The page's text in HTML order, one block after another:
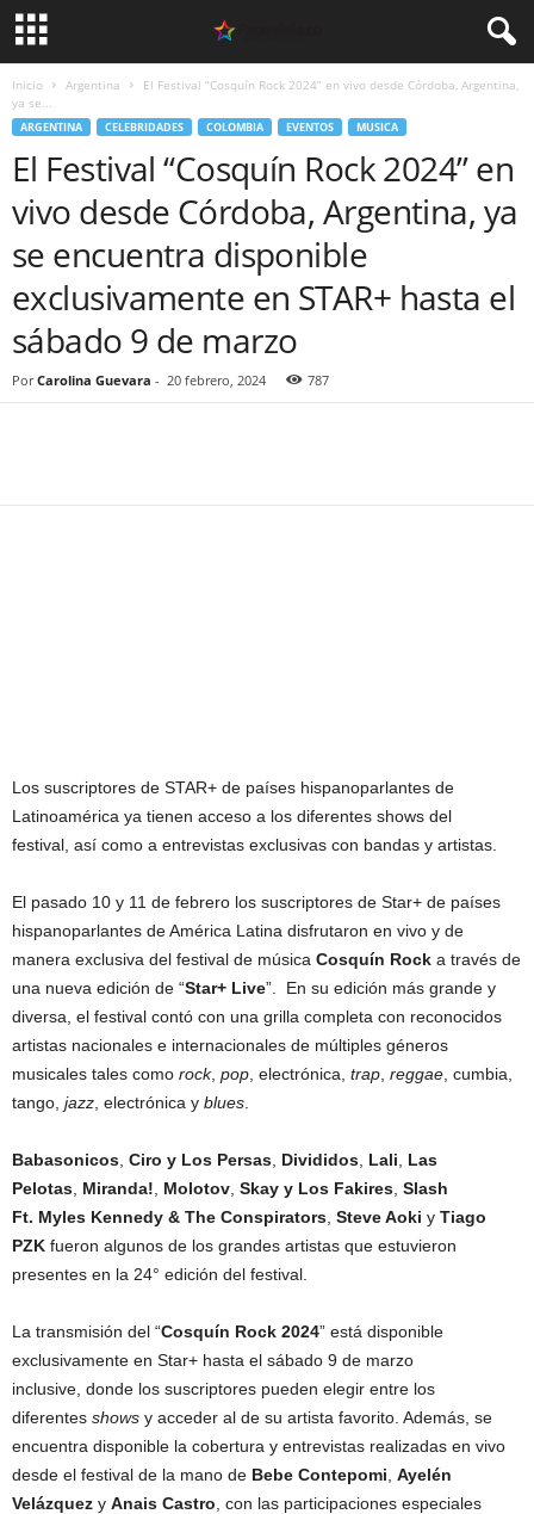
Inicio Argentina
El Festival “Cosquín Rock 2024” en vivo desde Córdoba, Argentina,
ya se...
ARGENTINA CELEBRIDADES COLOMBIA EVENTOS MUSICA
El Festival “Cosquín Rock 2024” en
vivo desde Córdoba, Argentina, ya
se encuentra disponible
exclusivamente en STAR+ hasta el
sábado 9 de marzo
Por Carolina Guevara - 20 febrero, 2024 787
Los suscriptores de STAR+ de países hispanoparlantes de
Latinoamérica ya tienen acceso a los diferentes shows del
festival, así como a entrevistas exclusivas con bandas y artistas.
El pasado 10 y 11 de febrero los suscriptores de Star+ de países
hispanoparlantes de América Latina disfrutaron en vivo y de
manera exclusiva del festival de música Cosquín Rock a través de
una nueva edición de “Star+ Live”. En su edición más grande y
diversa, el festival contó con una grilla completa con reconocidos
artistas nacionales e internacionales de múltiples géneros
musicales tales como rock, pop , electrónica, trap reggae , cumbia,
tango, jazz , electrónica y blues
Babasonicos Ciro y Los Persas Divididos Lali
Las
Pelotas Miranda! Molotov Skay y Los Fakires Slash
Ft. Myles Kennedy & The Conspirators Steve Aoki y Tiago
PZK fueron algunos de los grandes artistas que estuvieron
presentes en la 24° edición del festival.
La transmisión del “Cosquín Rock 2024” está disponible
exclusivamente en Star+ hasta el sábado 9 de marzo
inclusive, donde los suscriptores pueden elegir entre los
diferentes shows y acceder al de su artista favorito. Además, se
encuentra disponible la cobertura y entrevistas realizadas en vivo
desde el festival de la mano de Bebe Contepomi Ayelén
Velázquez y Anais Castro , con las participaciones especiales